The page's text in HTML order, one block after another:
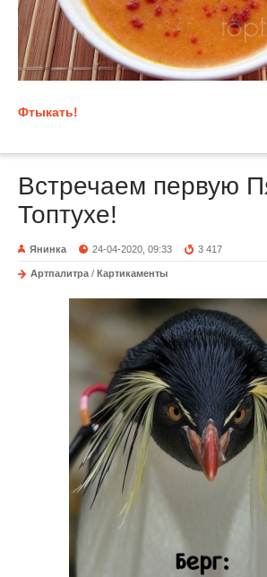
Фтыкать!
Встречаем первую
Топтухе!
Янинка 24-04-2020, 09:33 3 417
Артпалитра / Картикаменты